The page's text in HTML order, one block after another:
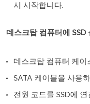
시 시작합니다.
데스크탑 컴퓨터에 SSD
데스크탑 컴퓨터 케이
SATA 케이블을 사용
전원 코드를 SSD에 연